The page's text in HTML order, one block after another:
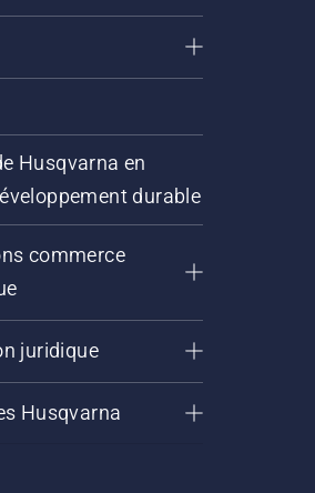
Husqvarna en
durable
commerce
juridique
Husqvarna